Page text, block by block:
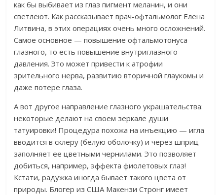
как бы выбивает из глаз пигмент меланин, и они
светлеют. Как рассказывает врач-офтальмолог Елена
Литвина, в этих операциях очень много осложнений.
Самое основное — повышение офтальмотонуса
глазного, то есть повышение внутриглазного
давления. Это может привести к атрофии
зрительного нерва, развитию вторичной глаукомы и
даже потере глаза.
А вот другое направление глазного украшательства:
некоторые делают на своем зеркале души
татуировки! Процедура похожа на инъекцию — игла
вводится в склеру (белую оболочку) и через шприц
заполняет ее цветными чернилами. Это позволяет
добиться, например, эффекта фиолетовых глаз!
Кстати, радужка иногда бывает такого цвета от
природы. Блогер из США Макензи Стронг имеет